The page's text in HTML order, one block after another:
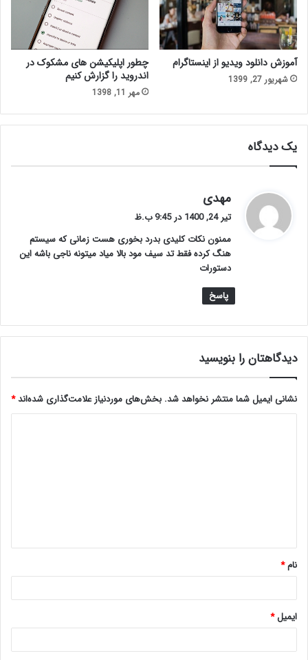
آموزش دانلود ویدیو از اینستاگرام
شهریور 27, 1399
چطور اپلیکیشن های مشکوک در
اندروید را گزارش کنیم
مهر 11, 1398
یک دیدگاه
مهدی
ف
:
تیر 24, 1400 در 9:45 ب.ظ
ممنون نکات کلیدی بدرد بخوری هست زمانی که سیستم
هنگ کرده فقط تد سیف مود بالا میاد میتونه ناجی باشه این
دستورات
پاسخ
دیدگاهتان را بنویسید
نشانی ایمیل شما منتشر نخواهد شد. بخش‌های موردنیاز علامت‌گذاری شده‌اند*
*
نام*
ایمیل*